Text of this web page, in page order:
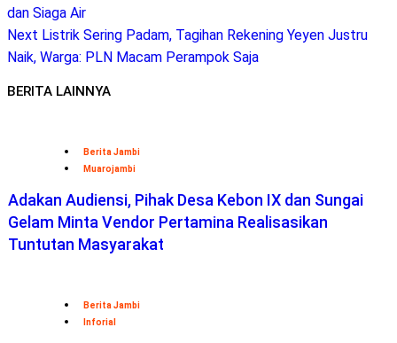
dan Siaga Air
Next Listrik Sering Padam, Tagihan Rekening Yeyen Justru
Naik, Warga: PLN Macam Perampok Saja
BERITA LAINNYA
Berita Jambi
Muarojambi
Adakan Audiensi, Pihak Desa Kebon IX dan Sungai
Gelam Minta Vendor Pertamina Realisasikan
Tuntutan Masyarakat
Berita Jambi
Inforial